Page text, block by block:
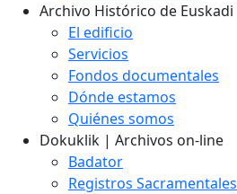
Archivo Histórico de Euskadi
El edificio
Servicios
Fondos documentales
Dónde estamos
Quiénes somos
Dokuklik | Archivos on-line
Badator
Registros Sacramentales